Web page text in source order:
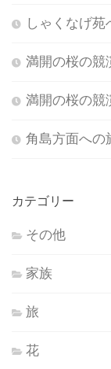
しゃくなげ
満開の桜の
満開の桜の
角島方面へ
カテゴリー
その他
家族
旅
花